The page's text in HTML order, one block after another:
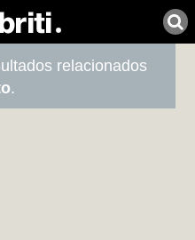
relacionados
.